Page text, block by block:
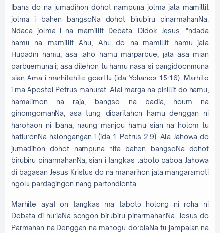
Ibana do na jumadihon dohot nampuna jolma jala mamillit
jolma i bahen bangsoNa dohot birubiru pinarmahanNa.
Ndada jolma i na mamillit Debata. Didok Jesus, "ndada
hamu na mamillit Ahu, Ahu do na mamillit hamu jala
Hupadiri hamu, asa laho hamu marparbue, jala asa mian
parbuemuna i; asa dilehon tu hamu nasa si pangidoonmuna
sian Ama i marhitehite goarHu (ida Yohanes 15:16). Marhite
i ma Apostel Petrus manurat: Alai marga na pinillit do hamu,
hamalimon na raja, bangso na badia, houm na
ginomgomanNa, asa tung dibaritahon hamu denggan ni
harohaon ni Ibana, naung manjou hamu sian na holom tu
hatiuronNa halongangan i (ida 1 Petrus 2:9). Ala Jahowa do
jumadihon dohot nampuna hita bahen bangsoNa dohot
birubiru pinarmahanNa, sian i tangkas taboto paboa Jahowa
di bagasan Jesus Kristus do na manarihon jala mangaramoti
ngolu pardagingon nang partondionta.
Marhite ayat on tangkas ma taboto holong ni roha ni
Debata di huriaNa songon birubiru pinarmahanNa. Jesus do
Parmahan na Denggan na manogu dorbiaNa tu jampalan na